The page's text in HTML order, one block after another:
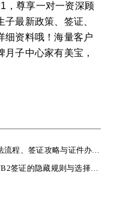
，尊享一对一资深顾
最新政策、签证、
细资料哦！海量客户
子中心家有美宝，
、签证攻略与证件办理要点
证的隐藏规则与选择策略